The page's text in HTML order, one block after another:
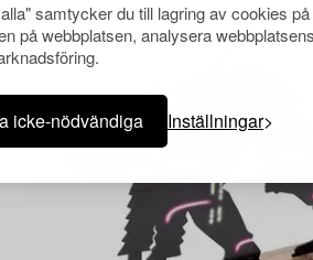
samtycker du till lagring av cookies
på webbplatsen, analysera webbplatsens
icke-nödvändiga Inställningar